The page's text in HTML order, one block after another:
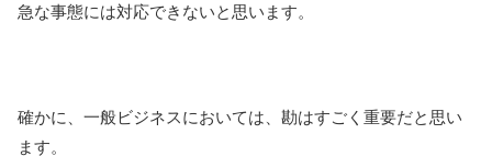
急な事態には対応できないと思います。
確かに、一般ビジネスにおいては、勘はすごく重要だと思い
ます。